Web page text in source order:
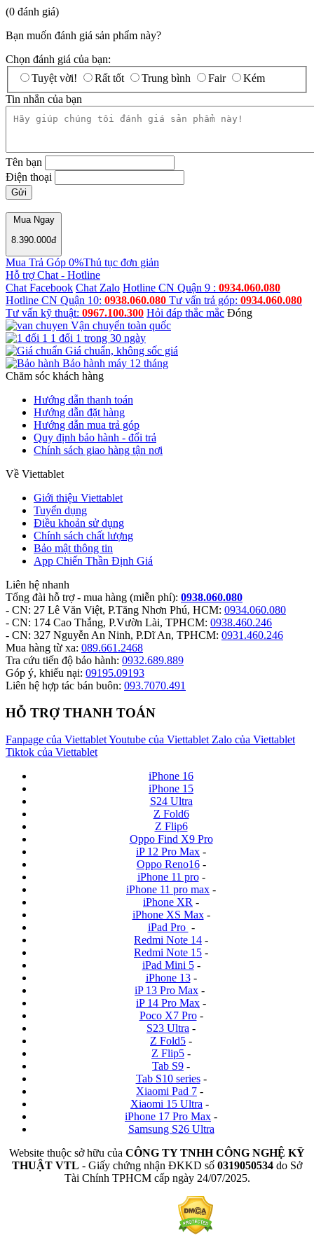
(0 đánh giá)
Bạn muốn đánh giá sản phẩm này?
Chọn đánh giá của bạn:
Tuyệt vời!
Rất tốt Trung bình Fair
Kém
Tin nhắn của bạn
Tên bạn
Điện thoại
Mua Ngay
8.390.000đ
Mua Trả Góp 0%Thủ tục đơn giản
Hỗ trợChat - Hotline
Chat Facebook Chat Zalo Hotline CN Quận 9 : 0934.060.080
Hotline CN Quận 10: 0938.060.080 Tư vấn trả góp: 0934.060.080
Tư vấn kỹ thuật: 0967.100.300 Hỏi đáp thắc mắc Đóng
Vận chuyển toàn quốc
1 đổi 1 trong 30 ngày
Giá chuẩn, không sốc giá
Bảo hành máy 12 tháng
Chăm sóc khách hàng
Hướng dẫn thanh toán
Hướng dẫn đặt hàng
Hướng dẫn mua trả góp
Quy định bảo hành - đổi trả
Chính sách giao hàng tận nơi
Về Viettablet
Giới thiệu Viettablet
Tuyển dụng
Điều khoản sử dụng
Chính sách chất lượng
Bảo mật thông tin
App Chiến Thần Định Giá
Liên hệ nhanh
Tổng đài hỗ trợ - mua hàng (miễn phí): 0938.060.080
- CN: 27 Lê Văn Việt, P.Tăng Nhơn Phú, HCM: 0934.060.080
- CN: 174 Cao Thắng, P.Vườn Lài, TPHCM: 0938.460.246
- CN: 327 Nguyễn An Ninh, P.Dĩ An, TPHCM: 0931.460.246
Mua hàng từ xa: 089.661.2468
Tra cứu tiến độ bảo hành: 0932.689.889
Góp ý, khiếu nại: 09195.09193
Liên hệ hợp tác bán buôn: 093.7070.491
HỖ TRỢ THANH TOÁN
Fanpage của ViettabletYoutube của Viettablet Zalo của Viettablet
Tiktok của Viettablet
iPhone 16
iPhone 15
S24 Ultra
Z Fold6
Z Flip6
Oppo Find X9 Pro
iP 12 Pro Max -
Oppo Reno16-
iPhone 11 pro-
iPhone 11 pro max -
iPhone XR -
iPhone XS Max-
iPad Pro -
Redmi Note 14 -
Redmi Note 15 -
iPad Mini 5-
iPhone 13-
iP 13 Pro Max -
iP 14 Pro Max -
Poco X7 Pro-
S23 Ultra -
Z Fold5 -
Z Flip5 -
Tab S9 -
Tab S10 series-
Xiaomi Pad 7 -
Xiaomi 15 Ultra -
iPhone 17 Pro Max -
Samsung S26 Ultra
Website thuộc sở hữu của CÔNG TY TNHH CÔNG NGHỆ KỸ
THUẬT VTL - Giấy chứng nhận ĐKKD số 0319050534 do Sở
Tài Chính TPHCM cấp ngày 24/07/2025.